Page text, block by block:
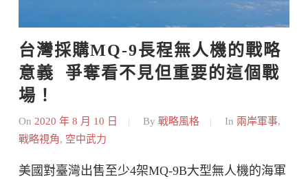
台灣採購MQ-9長程無人機的戰略
意義  爭奪看不見但重要的這個戰
場！
On 2020 年 8 月 10 日 By 戰略風格 In 兩岸軍事,
戰略視角, 空中武力
美國對臺灣出售至少4架MQ-9B大型無人機的海軍